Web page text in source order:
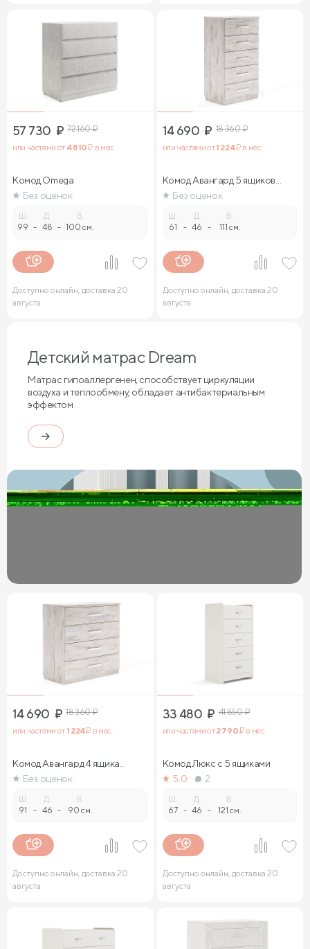
57 730 ₽ 72 160₽
или частями от 4 810₽ в мес.
Комод Omega
Без оценок
99 -
Д.
48 -
В.
100 см.
Доступно онлайн, доставка 20
августа
14 690 ₽ 18 360₽
или частями от1 224₽ в мес.
Комод Авангард 5 ящиков
(ясмунд)
Без оценок
61 -
Д.
46 -
В.
111 см.
Доступно онлайн, доставка 20
августа
Детский матрас Dream
Матрас гипоаллергенен, способствует циркуляции
воздуха и теплообмену, обладает антибактериальным
эффектом
14 690 ₽ 18 360₽
или частями от1 224₽ в мес.
Комод Авангард 4 ящика
(ясмунд)
Без оценок
91 -
Д.
46 -
В.
90 см.
Доступно онлайн, доставка 20
августа
33 480 ₽ 41 850₽
или частями от2 790₽ в мес.
Комод Люкс с 5 ящиками
5.0
2
67 -
Д.
46 -
В.
121 см.
Доступно онлайн, доставка 20
августа